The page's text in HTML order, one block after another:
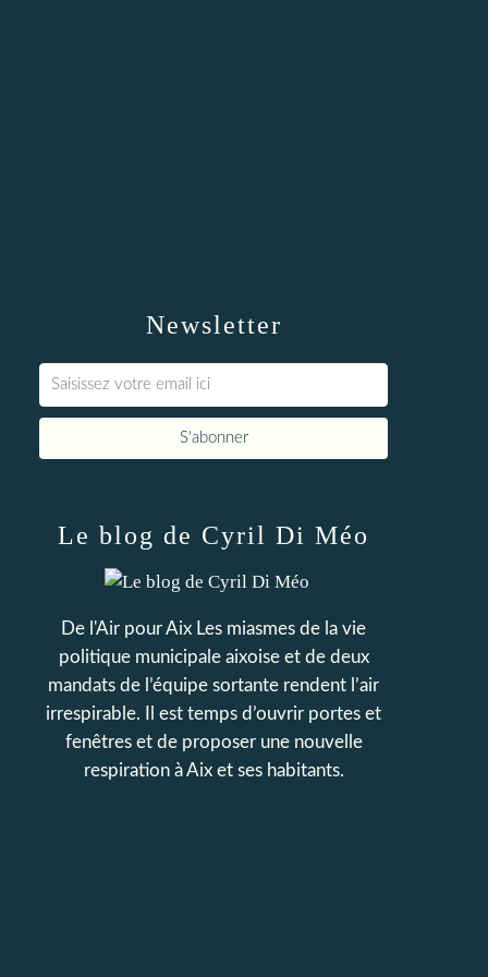
Newsletter
Le blog de Cyril Di Méo
De l'Air pour Aix Les miasmes de la vie
politique municipale aixoise et de deux
mandats de l’équipe sortante rendent l’air
irrespirable. Il est temps d’ouvrir portes et
fenêtres et de proposer une nouvelle
respiration à Aix et ses habitants.